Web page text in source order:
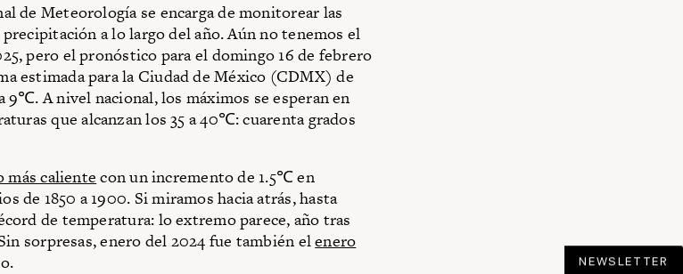
de Meteorología se encarga de monitorear las
a lo largo del año. Aún no tenemos el
pero el pronóstico para el domingo 16 de febrero
estimada para la Ciudad de México (CDMX) de
9℃. A nivel nacional, los máximos se esperan en
que alcanzan los 35 a 40℃: cuarenta grados
más caliente con un incremento de 1.5℃ en
de 1850 a 1900. Si miramos hacia atrás, hasta
de temperatura: lo extremo parece, año tras
sorpresas, enero del 2024 fue también elenero
NEWSLETTER